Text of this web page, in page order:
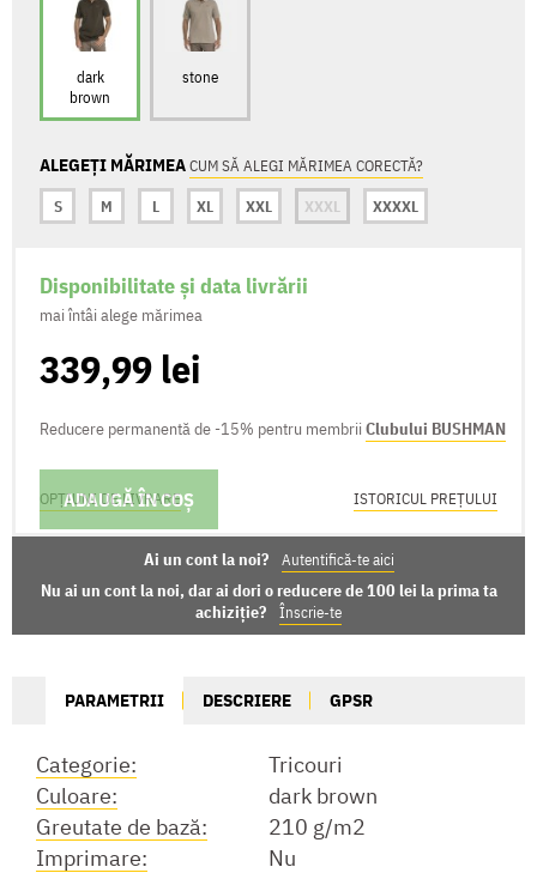
dark
brown
stone
ALEGEȚI MĂRIMEACUM SĂ ALEGI MĂRIMEA CORECTĂ?
S
M L XL XXL XXXL XXXXL
Disponibilitate și data livrării
mai întâi alege mărimea
339,99 lei
Reducere permanentă de -15% pentru membrii Clubului BUSHMAN
ADAUGĂ ÎN COȘ
OPȚIUNI DE LIVRARE ISTORICUL PREȚULUI
Ai un cont la noi? Autentifică-te aici
Nu ai un cont la noi, dar ai dori o reducere de 100 lei la prima ta
achiziție?
Înscrie-te
PARAMETRII DESCRIERE GPSR
Categorie:
Tricouri
Culoare:
dark brown
Greutate de bază:
210 g/m2
Imprimare:
Nu